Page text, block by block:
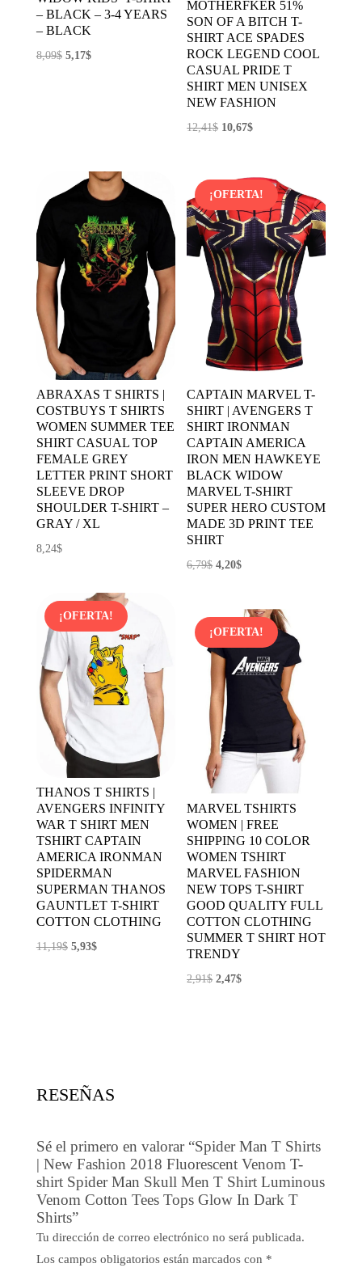
– BLACK – 3-4 YEARS
– BLACK
8,09$ El
5,17$El
MOTHERFKER 51%
SON OF A BITCH T-
SHIRT ACE SPADES
ROCK LEGEND COOL
CASUAL PRIDE T
SHIRT MEN UNISEX
NEW FASHION
12,41$ El
era:
12,41$.
10,67$El
es:
10,67$.
ABRAXAS T SHIRTS |
COSTBUYS T SHIRTS
WOMEN SUMMER TEE
SHIRT CASUAL TOP
FEMALE GREY
LETTER PRINT SHORT
SLEEVE DROP
SHOULDER T-SHIRT –
GRAY / XL
8,24$
¡OFERTA!
CAPTAIN MARVEL T-
SHIRT | AVENGERS T
SHIRT IRONMAN
CAPTAIN AMERICA
IRON MEN HAWKEYE
BLACK WIDOW
MARVEL T-SHIRT
SUPER HERO CUSTOM
MADE 3D PRINT TEE
SHIRT
6,79$ El
era:
6,79$.
4,20$El
es:
4,20$.
¡OFERTA!
THANOS T SHIRTS |
AVENGERS INFINITY
WAR T SHIRT MEN
TSHIRT CAPTAIN
AMERICA IRONMAN
SPIDERMAN
SUPERMAN THANOS
GAUNTLET T-SHIRT
COTTON CLOTHING
11,19$ El
5,93$El
¡OFERTA!
MARVEL TSHIRTS
WOMEN | FREE
SHIPPING 10 COLOR
WOMEN TSHIRT
MARVEL FASHION
NEW TOPS T-SHIRT
GOOD QUALITY FULL
COTTON CLOTHING
SUMMER T SHIRT HOT
TRENDY
2,91$ El
2,47$El
RESEÑAS
Sé el primero en valorar “Spider Man T Shirts
| New Fashion 2018 Fluorescent Venom T-
shirt Spider Man Skull Men T Shirt Luminous
Venom Cotton Tees Tops Glow In Dark T
Shirts”
Tu dirección de correo electrónico no será publicada.
Los campos obligatorios están marcados con *